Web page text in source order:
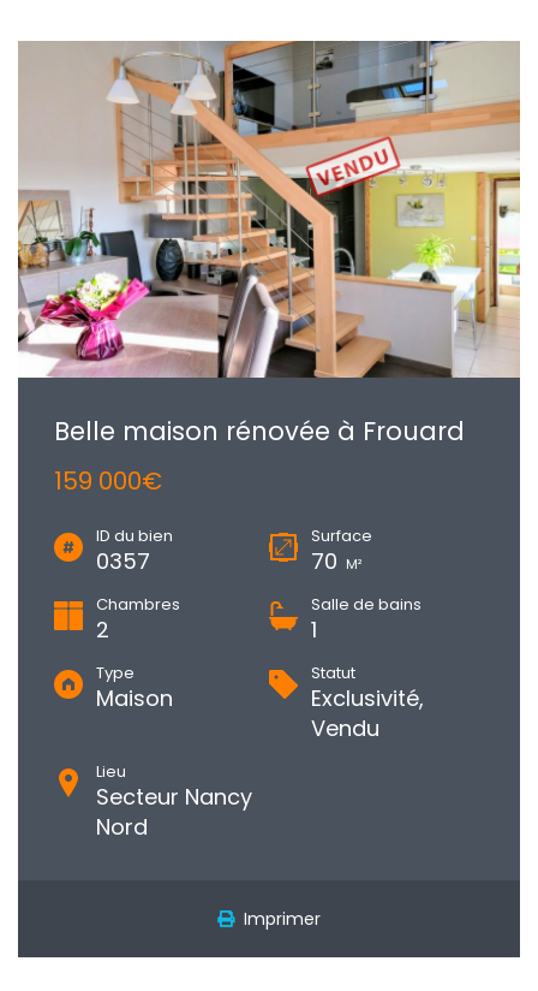
Belle maison rénovée à Frouard
159 000€
ID du bien
0357
Surface
70 M²
Chambres
2
Salle de bains
1
Type
Maison
Statut
Exclusivité,
Vendu
Lieu
Secteur Nancy
Nord
Imprimer